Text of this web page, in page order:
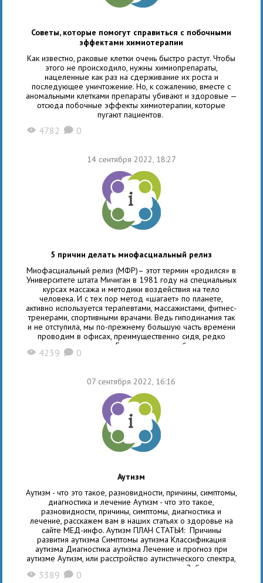
Советы, которые помогут справиться с побочными
эффектами химиотерапии
Как известно, раковые клетки очень быстро растут. Чтобы
этого не происходило, нужны химиопрепараты,
нацеленные как раз на сдерживание их роста и
последующее уничтожение. Но, к сожалению, вместе с
аномальными клетками препараты убивают и здоровые —
отсюда побочные эффекты химиотерапии, которые
пугают пациентов.
X 4782 K 0
14 сентября 2022, 18:27
5 причин делать миофасциальный релиз
Миофасциальный релиз (МФР)– этот термин «родился» в
Университете штата Мичиган в 1981 году на специальных
курсах массажа и методики воздействия на тело
человека. И с тех пор метод «шагает» по планете,
активно используется терапевтами, массажистами, фитнес-
тренерами, спортивными врачами. Ведь гиподинамия так
и не отступила, мы по-прежнему большую часть времени
проводим в офисах, преимущественно сидя, редко
ходим пешком. Еще хуже, если работа в
X 4239 K 0
07 сентября 2022, 16:16
Аутизм
Аутизм - что это такое, разновидности, причины, симптомы,
диагностика и лечение Аутизм - что это такое,
разновидности, причины, симптомы, диагностика и
лечение, расскажем вам в наших статьях о здоровье на
сайте МЕД-инфо. Аутизм ПЛАН СТАТЬИ: Причины
развития аутизма Симптомы аутизма Классификация
аутизма Диагностика аутизма Лечение и прогноз при
аутизме Аутизм, или расстройство аутистического спектра,
относится к неврологическим нарушениям. Заболевание
проявляется еще в детском возрасте и имеет
X 3389 K 0